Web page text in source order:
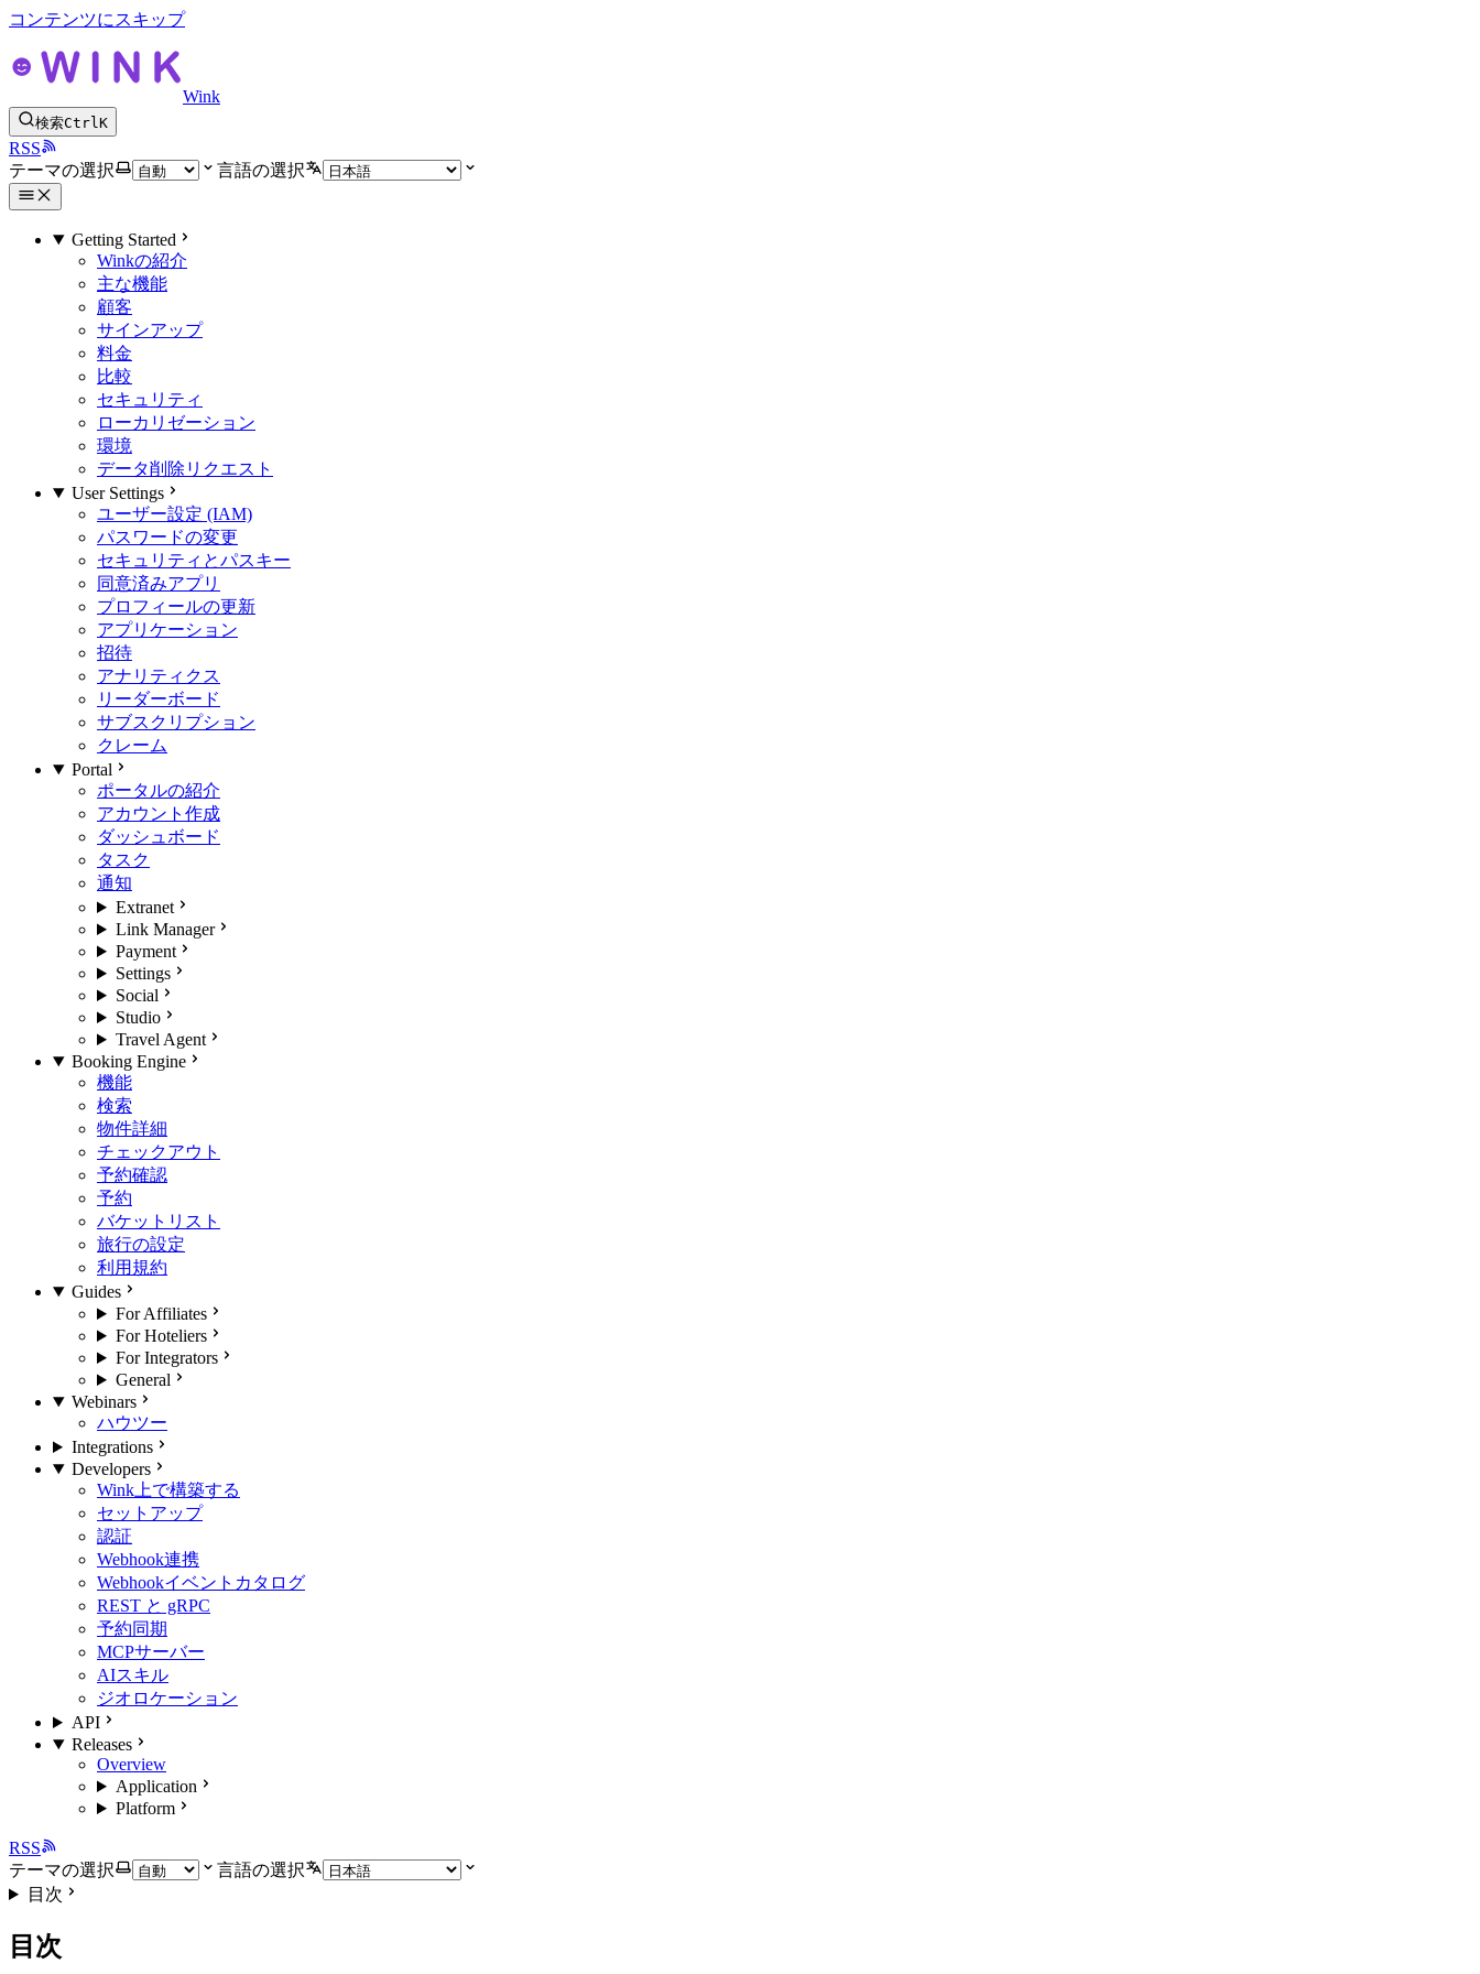
コンテンツにスキップ
Wink
検索CtrlK
RSS
テーマの選択
言語の選択
Getting Started
Winkの紹介
主な機能
顧客
サインアップ
料金
比較
セキュリティ
ローカリゼーション
環境
データ削除リクエスト
User Settings
ユーザー設定 (IAM)
パスワードの変更
セキュリティとパスキー
同意済みアプリ
プロフィールの更新
アプリケーション
招待
アナリティクス
リーダーボード
サブスクリプション
クレーム
Portal
ポータルの紹介
アカウント作成
ダッシュボード
タスク
通知
Extranet
Link Manager
Payment
Settings
Social
Studio
Travel Agent
Booking Engine
機能
検索
物件詳細
チェックアウト
予約確認
予約
バケットリスト
旅行の設定
利用規約
Guides
For Affiliates
For Hoteliers
For Integrators
General
Webinars
ハウツー
Integrations
Developers
Wink上で構築する
セットアップ
認証
Webhook連携
Webhookイベントカタログ
REST と gRPC
予約同期
MCPサーバー
AIスキル
ジオロケーション
API
Releases
Overview
Application
Platform
RSS
テーマの選択
言語の選択
目次
目次